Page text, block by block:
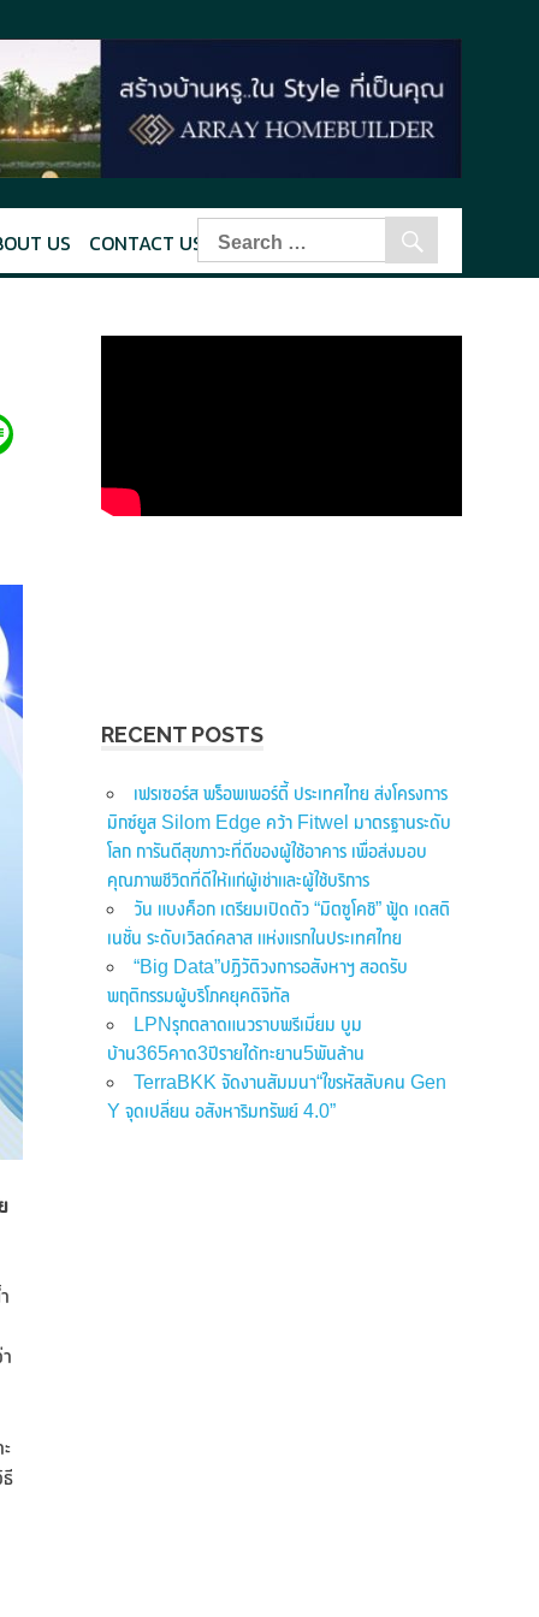
US CONTACT US
RECENT POSTS
เฟรเซอร์ส พร็อพเพอร์ตี้ ประเทศไทย ส่งโครงการ
มิกซ์ยูส Silom Edge คว้า Fitwel มาตรฐานระดับ
โลก การันตีสุขภาวะที่ดีของผู้ใช้อาคาร เพื่อส่งมอบ
คุณภาพชีวิตที่ดีให้แก่ผู้เช่าและผู้ใช้บริการ
วัน แบงค็อก เตรียมเปิดตัว “มิตซูโคชิ” ฟู้ด เดสติ
เนชั่น ระดับเวิลด์คลาส แห่งแรกในประเทศไทย
“Big Data”ปฏิวัติวงการอสังหาฯ สอดรับ
พฤติกรรมผู้บริโภคยุคดิจิทัล
LPNรุกตลาดแนวราบพรีเมี่ยม บูม
บ้าน365คาด3ปีรายได้ทะยาน5พันล้าน
TerraBKK จัดงานสัมมนา“ไขรหัสลับคน Gen
Y จุดเปลี่ยน อสังหาริมทรัพย์ 4.0”